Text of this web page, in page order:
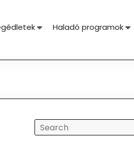
Haladó programok